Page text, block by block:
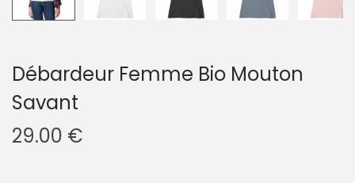
Débardeur Femme Bio Mouton
Savant
29.00 €